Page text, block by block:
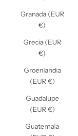
Granada (EUR
€)
Grecia (EUR
€)
Groenlandia
(EUR €)
Guadalupe
(EUR €)
Guatemala